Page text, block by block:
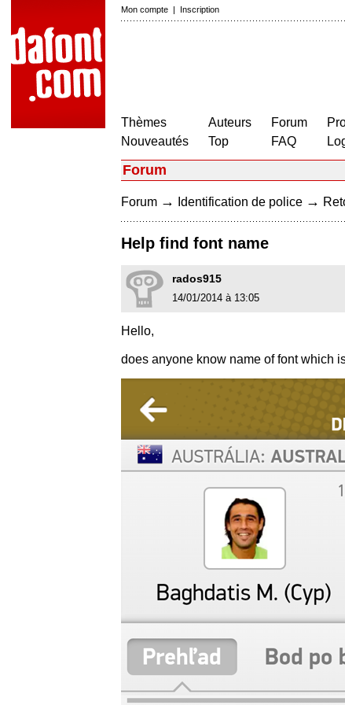
Mon compte | Inscription
Thèmes
Nouveautés
Auteurs
Top
Forum
FAQ
Forum
Forum → Identification de police →
Help find font name
rados915
14/01/2014 à 13:05
Hello,
does anyone know name of font which